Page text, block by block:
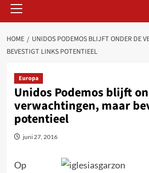
Menu
HOME
UNIDOS PODEMOS BLIJFT ONDER DE
BEVESTIGT LINKS POTENTIEEL
Europa
Unidos Podemos blijft
verwachtingen, maar
potentieel
juni 27, 2016
Op